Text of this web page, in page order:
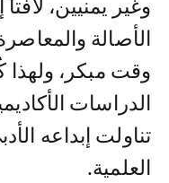
وغير يمنيين،
الأصالة
وقت مبكر،
الدراسات
تناولت إبداعه
العلمية.